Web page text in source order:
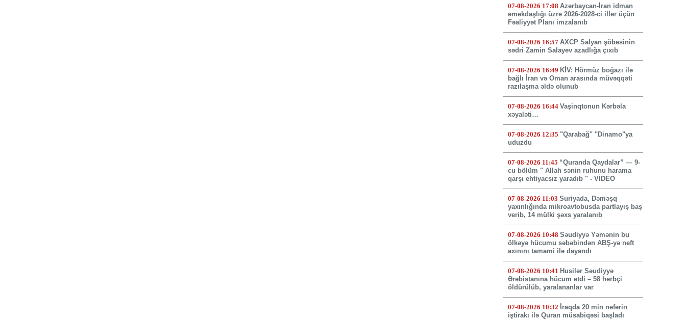
07-08-2026 17:08 Azərbaycan-İran idman
əməkdaşlığı üzrə 2026-2028-ci illər üçün
Fəaliyyət Planı imzalanıb
07-08-2026 16:57 AXCP Salyan şöbəsinin
sədri Zamin Salayev azadlığa çıxıb
07-08-2026 16:49 KİV: Hörmüz boğazı ilə
bağlı İran və Oman arasında müvəqqəti
razılaşma əldə olunub
07-08-2026 16:44 Vaşinqtonun Kərbəla
xəyaləti…
07-08-2026 12:35 "Qarabağ" "Dinamo"ya
uduzdu
07-08-2026 11:45 “Quranda Qaydalar” — 9-
cu bölüm " Allah sənin ruhunu harama
qarşı ehtiyacsız yaradıb " - VİDEO
07-08-2026 11:03 Suriyada, Dəməşq
yaxınlığında mikroavtobusda partlayış baş
verib, 14 mülki şəxs yaralanıb
07-08-2026 10:48 Səudiyyə Yəmənin bu
ölkəyə hücumu səbəbindən ABŞ-yə neft
axınını tamami ilə dayandı
07-08-2026 10:41 Husilər Səudiyyə
Ərəbistanına hücum etdi – 58 hərbçi
öldürülüb, yaralananlar var
07-08-2026 10:32 İraqda 20 min nəfərin
iştirakı ilə Quran müsabiqəsi başladı